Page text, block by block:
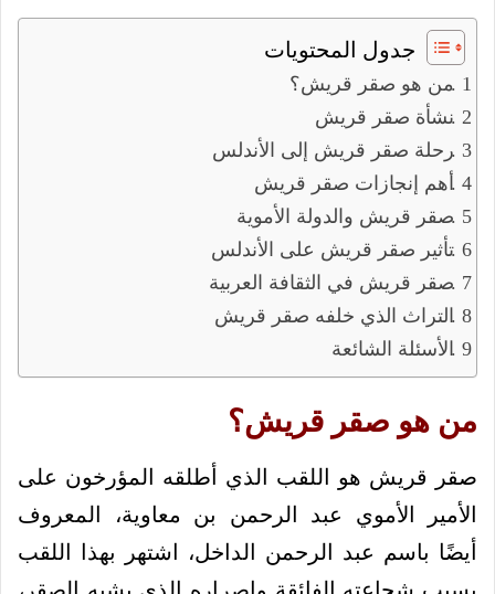
جدول المحتويات
من هو صقر قريش؟
نشأة صقر قريش
رحلة صقر قريش إلى الأندلس
أهم إنجازات صقر قريش
صقر قريش والدولة الأموية
تأثير صقر قريش على الأندلس
صقر قريش في الثقافة العربية
التراث الذي خلفه صقر قريش
الأسئلة الشائعة
من هو صقر قريش؟
صقر قريش هو اللقب الذي أطلقه المؤرخون على
الأمير الأموي عبد الرحمن بن معاوية، المعروف
أيضًا باسم عبد الرحمن الداخل، اشتهر بهذا اللقب